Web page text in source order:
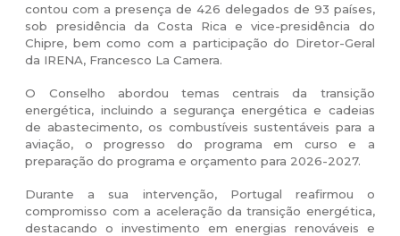
contou com a presença de 426 delegados de 93 países,
sob presidência da Costa Rica e vice-presidência do
Chipre, bem como com a participação do Diretor-Geral
da IRENA, Francesco La Camera.
O Conselho abordou temas centrais da transição
energética, incluindo a segurança energética e cadeias
de abastecimento, os combustíveis sustentáveis para a
aviação, o progresso do programa em curso e a
preparação do programa e orçamento para 2026-2027.
Durante a sua intervenção, Portugal reafirmou o
compromisso com a aceleração da transição energética,
destacando o investimento em energias renováveis e